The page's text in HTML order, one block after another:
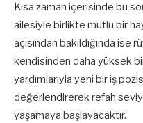
Kısa zaman içerisinde bu
ailesiyle birlikte mutlu bir
açısından bakıldığında ise
kendisinden daha yüksek
yardımlarıyla yeni bir iş
değerlendirerek refah
yaşamaya başlayacaktır.